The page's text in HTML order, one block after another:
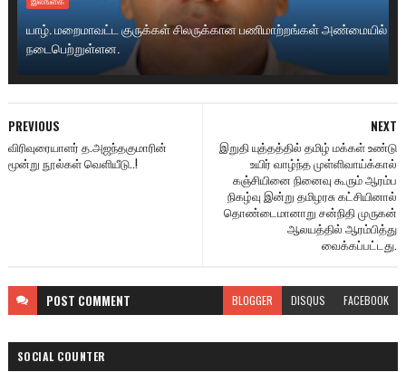
யாழ். மறைமாவட்ட குருக்கள் சிலருக்கான பணிமாற்றங்கள் அண்மையில்
நடைபெற்றுள்ளன.
NEXT
இறுதி யுத்தத்தில் தமிழ் மக்கள் உண்டு
உயிர் வாழ்ந்த முள்ளிவாய்க்கால்
கஞ்சியினை நினைவு கூரும் ஆரம்ப
நிகழ்வு இன்று தமிழரசு கட்சியினால்
தொண்டைமானாறு சன்நிதி முருகன்
ஆலயத்தில் ஆரம்பித்து
வைக்கப்பட்டது.
PREVIOUS
விரிவுரையாளர் த.அஜந்தகுமாரின்
மூன்று நூல்கள் வெளியீடு..!
POST COMMENT BLOGGER DISQUS FACEBOOK
SOCIAL COUNTER